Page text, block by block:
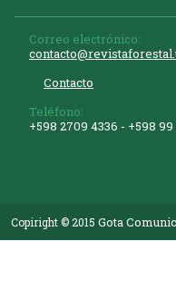
Correo electrónico:
Contacto
Teléfono:
+598 2709 4336 ­- +598
Copiright © 2015 Gota